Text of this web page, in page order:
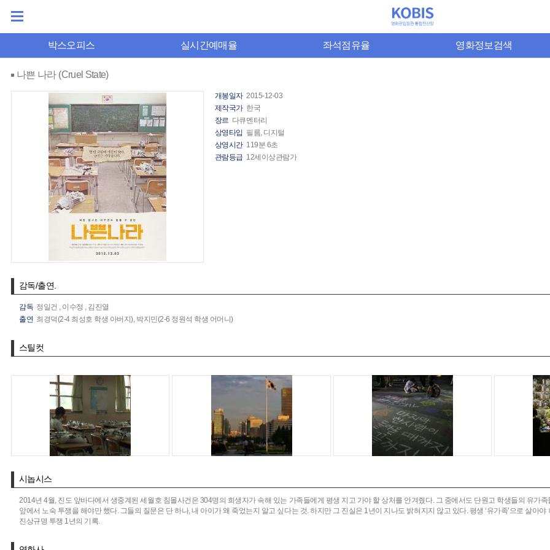
박스오피스 실시간예매율 좌석점유율 영화정보검색
나쁜 나라 (Cruel State)
개봉일자 2015-12-03
제작국가 한국
장르 다큐멘터리
상영타입 필름, 디지털
상영시간 119분 6초
관람등급 12세이상관람가
감독/출연.
감독 정일건 , 이수정 , 김진열
출연 최경덕(2-4 최성호 학생 아버지), 박지민(2-6 정원석 학생 어머니)
스틸컷
시놉시스
2014년 4월, 진도 앞바다에서 생중계된 세월호 침몰사건은 304명의 희생자가 속해 있는 가족들에게 평생 지고 가야 할 상처를 안겨줬다. 그 중에서도 단원고 학생들의 유가
앞에서 노숙 투쟁을 해야만 했다. 그들의 질문은 단 하나, 내 아이가 왜 죽었는지 알고 싶다는 것. 하지만 그 진실은 1년이 지나도 밝혀지지 않고 있다. 평생 ‘유가족’으로 살아
진상규명 투쟁 1년의 기록.